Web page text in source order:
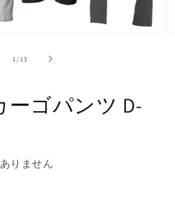
1/の
13
ゴパンツ D-
りません